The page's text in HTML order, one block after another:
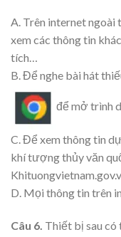
A. Trên internet
xem các thông tin
tích…
B. Để nghe bài hát
để mở trình
C. Để xem thông tin
khí tượng thủy văn
D. Mọi thông tin trên
Câu 6. Thiết bị sau có